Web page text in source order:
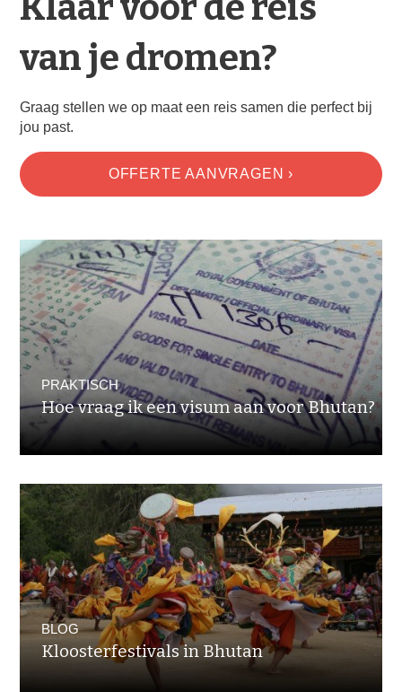
van je dromen?
Graag stellen we op maat een reis samen die perfect bij
jou past.
OFFERTE AANVRAGEN ›
PRAKTISCH
Hoe vraag ik een visum aan voor Bhutan?
BLOG
Kloosterfestivals in Bhutan